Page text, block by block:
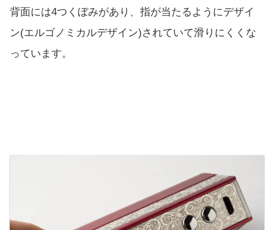
背面には4つくぼみがあり、指が当たるようにデザイ
ン(エルゴノミカルデザイン)されていて滑りにくくな
っています。